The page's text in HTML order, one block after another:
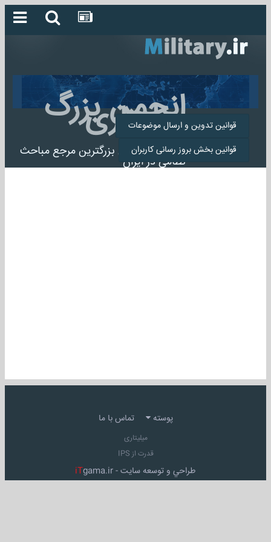
انجمن بزرگ
میلیتاری
انجمن میلیتاری بزرگترین مرجع مباحث
نظامی در ایران
قوانین تدوین و ارسال موضوعات
قوانین بخش بروز رسانی کاربران
پوسته تماس با ما
میلیتاری
قدرت از IPS
طراحي و توسعه سايت - iTgama.ir